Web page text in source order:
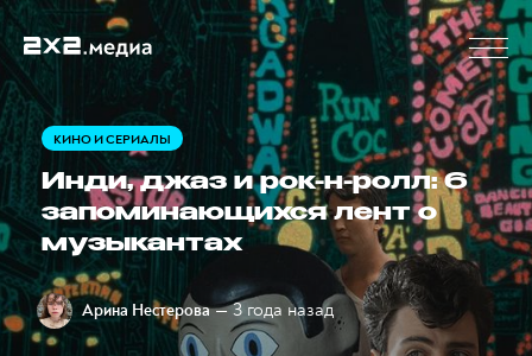
КИНО И СЕРИАЛЫ
Инди, джаз и рок-н-ролл: 6
запоминающихся лент о
музыкантах
Арина Нестерова — 3 года назад